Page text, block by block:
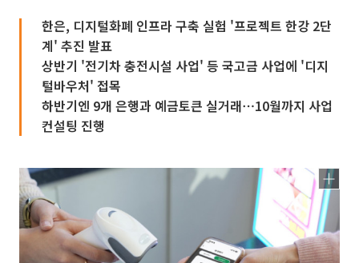
한은, 디지털화폐 인프라 구축 실험 '프로젝트 한강 2단
계' 추진 발표
상반기 '전기차 충전시설 사업' 등 국고금 사업에 '디지
털바우처' 접목
하반기엔 9개 은행과 예금토큰 실거래⋯10월까지 사업
컨설팅 진행